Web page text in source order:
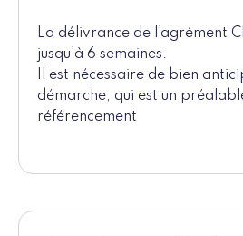
La délivrance de l’agrément
jusqu’à 6 semaines.
Il est nécessaire de bien
démarche, qui est un
référencement